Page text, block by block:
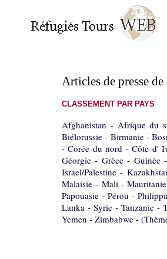
Articles de presse
CLASSEMENT PAR PAYS
Afghanistan - Afrique du
Biélorussie - Birmanie-
-Corée du nord -Côte d'
Géorgie - Grèce- Guinée
Israel/Palestine -
Malaisie - Mali-Mauritanie
Papouasie - Pérou -
Lanka - Syrie - Tanzanie -
Yemen - Zimbabwe -